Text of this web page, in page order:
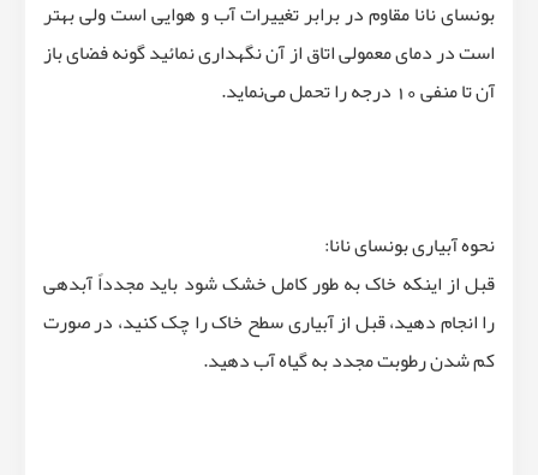
بونسای نانا مقاوم در برابر تغییرات آب و هوایی است ولی بهتر
است در دمای معمولی اتاق از آن نگهداری نمائید گونه فضای باز
آن تا منفی 10 درجه را تحمل می‌نماید.
نحوه آبیاری بونسای نانا:
قبل از اینکه خاک به طور کامل خشک شود باید مجدداً آبدهی
را انجام دهید، قبل از آبیاری سطح خاک را چک کنید، در صورت
کم شدن رطوبت مجدد به گیاه آب دهید.